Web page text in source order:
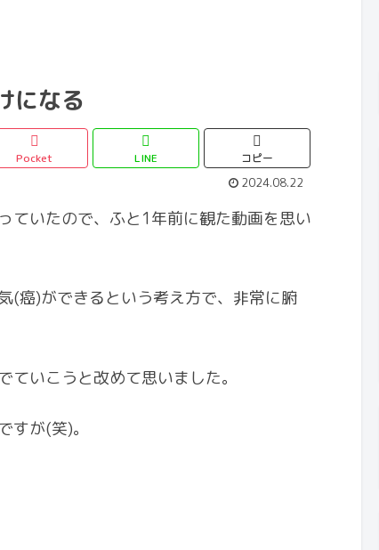
になる
Pocket LINE コピー
2024.08.22
ていたので、ふと1年前に観た動画を思い
(癌)ができるという考え方で、非常に腑
いこうと改めて思いました。
が(笑)。